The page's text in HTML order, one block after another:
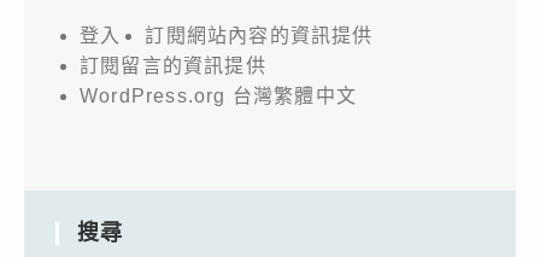
登入
訂閱網站內容的資訊提供
訂閱留言的資訊提供
WordPress.org 台灣繁體中文
搜尋